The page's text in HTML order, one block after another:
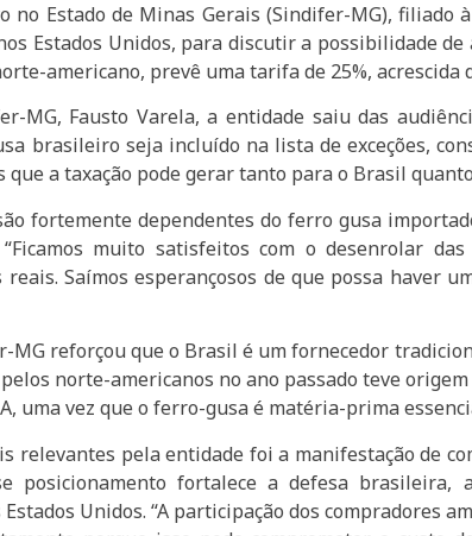
no Estado de Minas Gerais (Sindifer-MG),
Estados Unidos, para discutir a possibilidade
americano, prevê uma tarifa de 25%, acrescida
MG, Fausto Varela, a entidade saiu das
brasileiro seja incluído na lista de exceções,
que a taxação pode gerar tanto para o Brasil
fortemente dependentes do ferro gusa
muito satisfeitos com o desenrolar
reais. Saímos esperançosos de que possa
reforçou que o Brasil é um fornecedor
norte-americanos no ano passado teve
uma vez que o ferro-gusa é matéria-prima
relevantes pela entidade foi a manifestação de
posicionamento fortalece a defesa
Unidos. “A participação dos compradores